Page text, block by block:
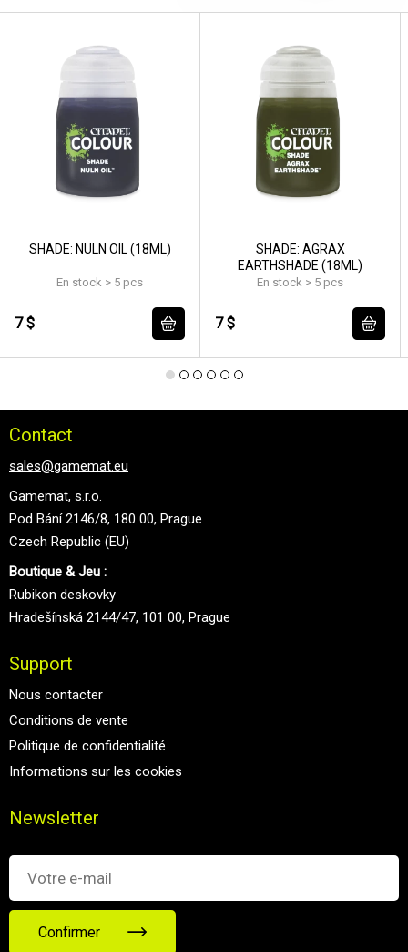
SHADE: NULN OIL (18ML)
En stock > 5 pcs
7 $
SHADE: AGRAX
EARTHSHADE (18ML)
En stock > 5 pcs
7 $
Contact
sales@gamemat.eu
Gamemat, s.r.o.
Pod Bání 2146/8, 180 00, Prague
Czech Republic (EU)
Boutique & Jeu :
Rubikon deskovky
Hradešínská 2144/47, 101 00, Prague
Support
Nous contacter
Conditions de vente
Politique de confidentialité
Informations sur les cookies
Newsletter
Confirmer